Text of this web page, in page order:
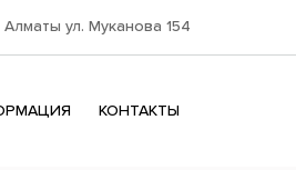
Алматы ул. Муканова 154
КОНТАКТЫ